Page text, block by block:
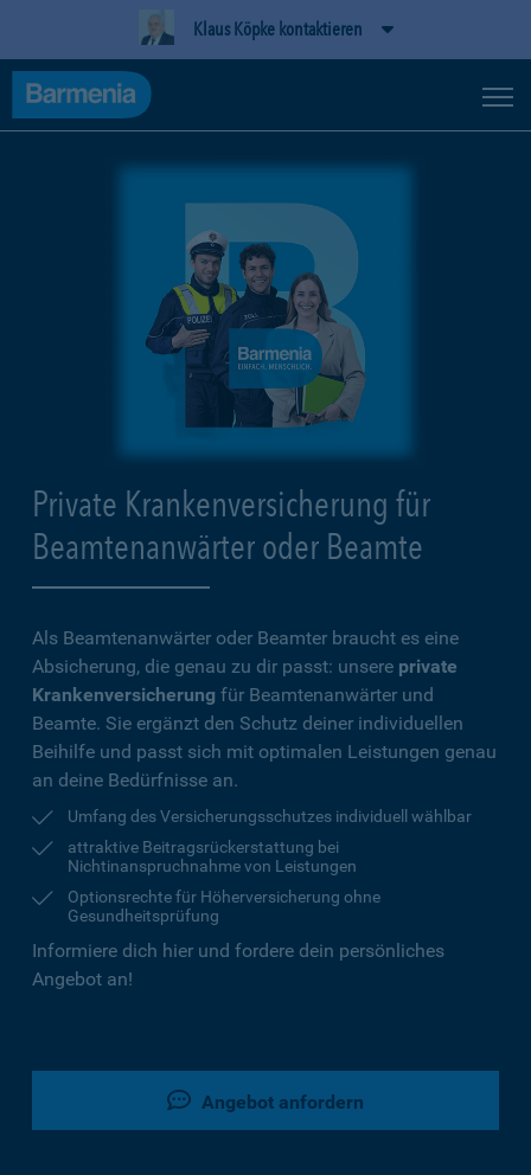
Klaus Köpke kontaktieren
Private Krankenversicherung für
Beamtenanwärter oder Beamte
Als Beamtenanwärter oder Beamter braucht es eine
Absicherung, die genau zu dir passt: unsere private
Krankenversicherung für Beamtenanwärter und
Beamte. Sie ergänzt den Schutz deiner individuellen
Beihilfe und passt sich mit optimalen Leistungen genau
an deine Bedürfnisse an.
Umfang des Versicherungsschutzes individuell wählbar
attraktive Beitragsrückerstattung bei
Nichtinanspruchnahme von Leistungen
Optionsrechte für Höherversicherung ohne
Gesundheitsprüfung
Informiere dich hier und fordere dein persönliches
Angebot an!
Angebot anfordern